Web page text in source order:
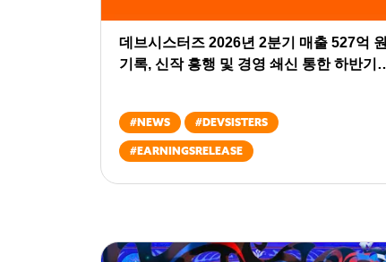
데브시스터즈 2026년 2분기 매출 527억 원
기록, 신작 흥행 및 경영 쇄신 통한 하반기
#NEWS #DEVSISTERS
#EARNINGSRELEASE